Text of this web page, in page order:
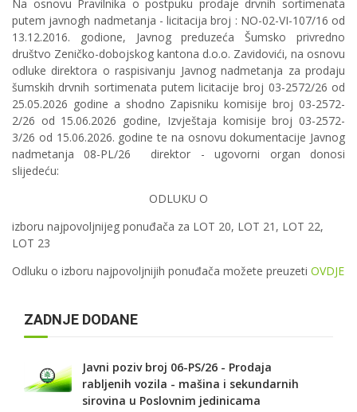
Na osnovu Pravilnika o postpuku prodaje drvnih sortimenata
putem javnogh nadmetanja - licitacija broj : NO-02-VI-107/16 od
13.12.2016. godione, Javnog preduzeća Šumsko privredno
društvo Zeničko-dobojskog kantona d.o.o. Zavidovići, na osnovu
odluke direktora o raspisivanju Javnog nadmetanja za prodaju
šumskih drvnih sortimenata putem licitacije broj 03-2572/26 od
25.05.2026 godine a shodno Zapisniku komisije broj 03-2572-
2/26 od 15.06.2026 godine, Izvještaja komisije broj 03-2572-
3/26 od 15.06.2026. godine te na osnovu dokumentacije Javnog
nadmetanja 08-PL/26 direktor - ugovorni organ donosi
slijedeću:
ODLUKU O
izboru najpovoljnijeg ponuđača za LOT 20, LOT 21, LOT 22,
LOT 23
Odluku o izboru najpovoljnijih ponuđača možete preuzeti OVDJE
ZADNJE DODANE
Javni poziv broj 06-PS/26 - Prodaja
rabljenih vozila - mašina i sekundarnih
sirovina u Poslovnim jedinicama